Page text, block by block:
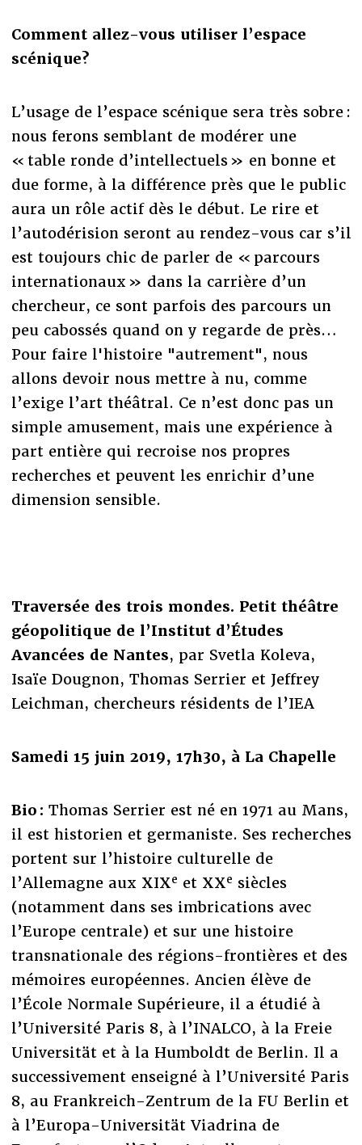
Comment allez-vous utiliser l’espace
scénique?
L’usage de l’espace scénique sera très sobre :
nous ferons semblant de modérer une
« table ronde d’intellectuels » en bonne et
due forme, à la différence près que le public
aura un rôle actif dès le début. Le rire et
l’autodérision seront au rendez-vous car s’il
est toujours chic de parler de « parcours
internationaux » dans la carrière d’un
chercheur, ce sont parfois des parcours un
peu cabossés quand on y regarde de près…
Pour faire l'histoire "autrement", nous
allons devoir nous mettre à nu, comme
l’exige l’art théâtral. Ce n’est donc pas un
simple amusement, mais une expérience à
part entière qui recroise nos propres
recherches et peuvent les enrichir d’une
dimension sensible.
Traversée des trois mondes. Petit théâtre
géopolitique de l’Institut d’Études
Avancées de Nantes, par Svetla Koleva,
Isaïe Dougnon, Thomas Serrier et Jeffrey
Leichman, chercheurs résidents de l’IEA
Samedi 15 juin 2019, 17h30, à La Chapelle
Bio : Thomas Serrier est né en 1971 au Mans,
il est historien et germaniste. Ses recherches
portent sur l’histoire culturelle de
l’Allemagne aux XIXe et XXe siècles
(notamment dans ses imbrications avec
l’Europe centrale) et sur une histoire
transnationale des régions-frontières et des
mémoires européennes. Ancien élève de
l’École Normale Supérieure, il a étudié à
l’Université Paris 8, à l’INALCO, à la Freie
Universität et à la Humboldt de Berlin. Il a
successivement enseigné à l’Université Paris
8, au Frankreich-Zentrum de la FU Berlin et
à l’Europa-Universität Viadrina de